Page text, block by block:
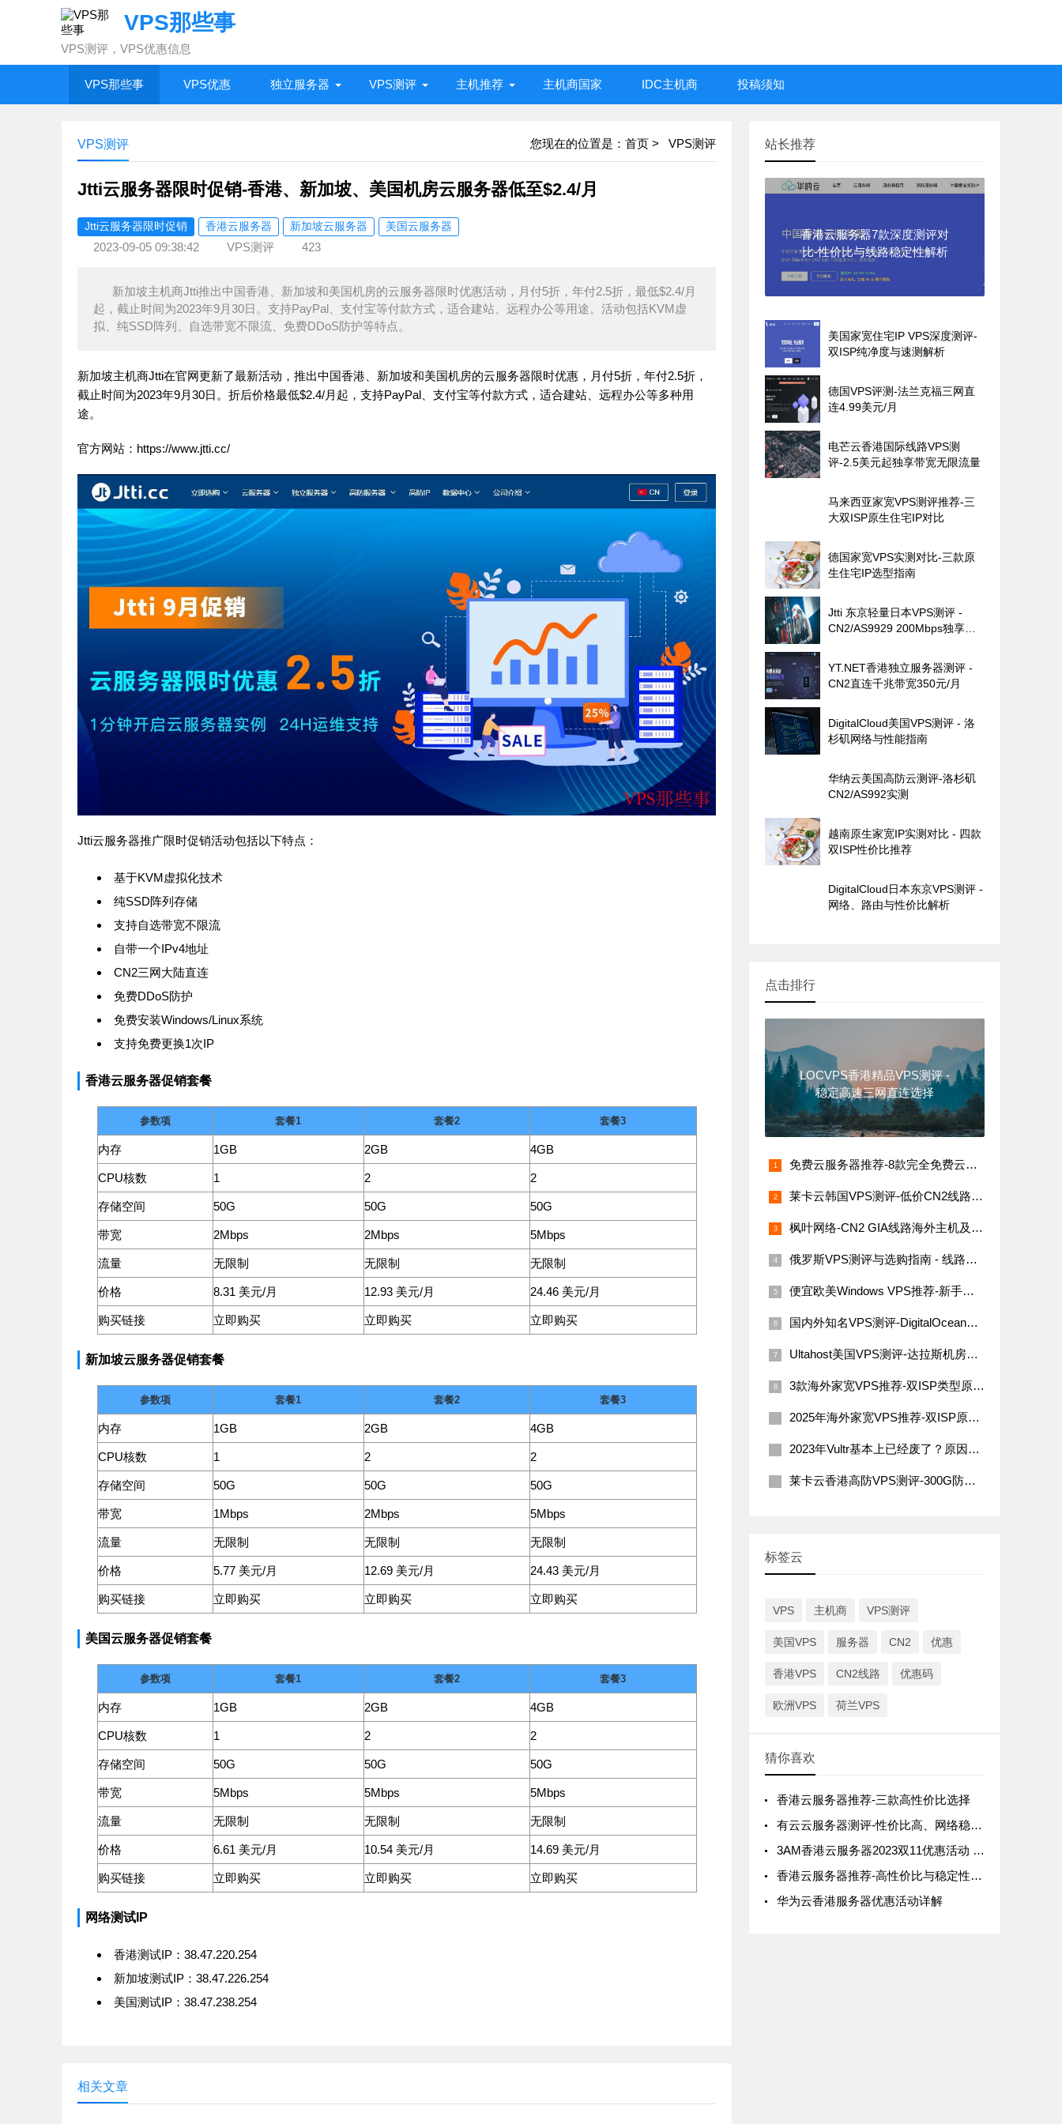
VPS那些事
VPS测评，VPS优惠信息
VPS那些事 VPS优惠 独立服务器 VPS测评 主机推荐 主机商国家 IDC主机商 投稿须知
您现在的位置是： 首页 > VPS测评
VPS测评
Jtti云服务器限时促销-香港、新加坡、美国机房云服务器低至$2.4/月
Jtti云服务器限时促销 香港云服务器 新加坡云服务器 美国云服务器
2023-09-05 09:38:42 VPS测评 423
新加坡主机商Jtti推出中国香港、新加坡和美国机房的云服务器限时优惠活动，月付5折，年付2.5折，最低$2.4/月
起，截止时间为2023年9月30日。支持PayPal、支付宝等付款方式，适合建站、远程办公等用途。活动包括KVM虚
拟、纯SSD阵列、自选带宽不限流、免费DDoS防护等特点。
新加坡主机商Jtti在官网更新了最新活动，推出中国香港、新加坡和美国机房的云服务器限时优惠，月付5折，年付2.5折，
截止时间为2023年9月30日。折后价格最低$2.4/月起，支持PayPal、支付宝等付款方式，适合建站、远程办公等多种用
途。
官方网站： https://www.jtti.cc/
Jtti云服务器推广限时促销活动包括以下特点：
基于KVM虚拟化技术
纯SSD阵列存储
支持自选带宽不限流
自带一个IPv4地址
CN2三网大陆直连
免费DDoS防护
免费安装Windows/Linux系统
支持免费更换1次IP
香港云服务器促销套餐
参数项 套餐1 套餐2 套餐3
内存 1GB 2GB 4GB
CPU核数 1 2 2
存储空间 50G 50G 50G
带宽 2Mbps 2Mbps 5Mbps
流量 无限制 无限制 无限制
价格 8.31 美元/月 12.93 美元/月 24.46 美元/月
购买链接 立即购买 立即购买 立即购买
新加坡云服务器促销套餐
参数项 套餐1 套餐2 套餐3
内存 1GB 2GB 4GB
CPU核数 1 2 2
存储空间 50G 50G 50G
带宽 1Mbps 2Mbps 5Mbps
流量 无限制 无限制 无限制
价格 5.77 美元/月 12.69 美元/月 24.43 美元/月
购买链接 立即购买 立即购买 立即购买
美国云服务器促销套餐
参数项 套餐1 套餐2 套餐3
内存 1GB 2GB 4GB
CPU核数 1 2 2
存储空间 50G 50G 50G
带宽 5Mbps 5Mbps 5Mbps
流量 无限制 无限制 无限制
价格 6.61 美元/月 10.54 美元/月 14.69 美元/月
购买链接 立即购买 立即购买 立即购买
网络测试IP
香港测试IP：38.47.220.254
新加坡测试IP：38.47.226.254
美国测试IP：38.47.238.254
相关文章
站长推荐
香港云服务器7款深度测评对
比-性价比与线路稳定性解析
美国家宽住宅IP VPS深度测评-
双ISP纯净度与速测解析
德国VPS评测-法兰克福三网直
连4.99美元/月
电芒云香港国际线路VPS测
评-2.5美元起独享带宽无限流量
马来西亚家宽VPS测评推荐-三
大双ISP原生住宅IP对比
德国家宽VPS实测对比-三款原
生住宅IP选型指南
Jtti 东京轻量日本VPS测评 -
CN2/AS9929 200Mbps独享带
YT.NET香港独立服务器测评 -
CN2直连千兆带宽350元/月
DigitalCloud美国VPS测评 - 洛
杉矶网络与性能指南
华纳云美国高防云测评-洛杉矶
CN2/AS992实测
越南原生家宽IP实测对比 - 四款
双ISP性价比推荐
DigitalCloud日本东京VPS测评 -
网络、路由与性价比解析
点击排行
LOCVPS香港精品VPS测评 -
稳定高速三网直连选择
免费云服务器推荐-8款完全免费云服务器汇总（支持海内外节点）
莱卡云韩国VPS测评-低价CN2线路，网络稳定速度快
枫叶网络-CN2 GIA线路海外主机及VPS评测
俄罗斯VPS测评与选购指南 - 线路稳定性与价格解析
便宜欧美Windows VPS推荐-新手必看指南
国内外知名VPS测评-DigitalOcean、Linode、Vultr与搬瓦工
Ultahost美国VPS测评-达拉斯机房网络性能与价格详解
3款海外家宽VPS推荐-双ISP类型原生IP
2025年海外家宽VPS推荐-双ISP原生住宅IP
2023年Vultr基本上已经废了？原因分析及解决办法
莱卡云香港高防VPS测评-300G防御200Mbps带宽
标签云
VPS 主机商 VPS测评
美国VPS 服务器 CN2 优惠
香港VPS CN2线路 优惠码
欧洲VPS 荷兰VPS
猜你喜欢
香港云服务器推荐-三款高性价比选择
有云云服务器测评-性价比高、网络稳定的香港云服务器
3AM香港云服务器2023双11优惠活动 - 性价比超高的CN2线路三网直连
香港云服务器推荐-高性价比与稳定性并存的选择
华为云香港服务器优惠活动详解